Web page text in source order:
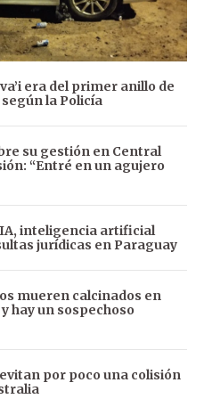
era del primer anillo de
la Policía
su gestión en Central
“Entré en un agujero
inteligencia artificial
jurídicas en Paraguay
mueren calcinados en
hay un sospechoso
por poco una colisión